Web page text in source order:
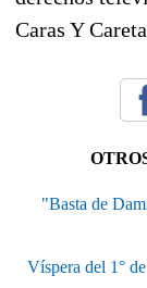
Caras Y
"Basta de
Víspera del 1°